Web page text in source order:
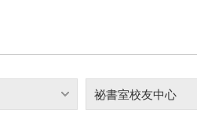
祕書室校友中心